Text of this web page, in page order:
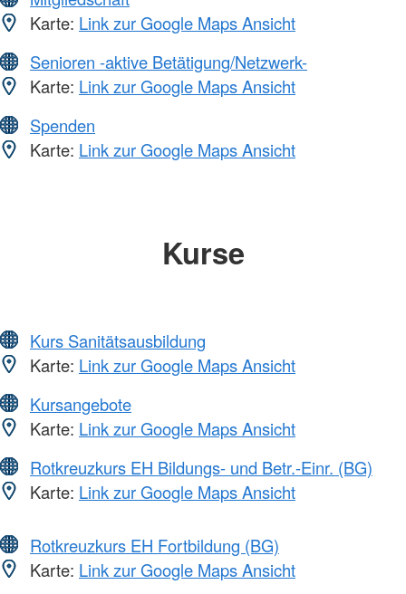
Karte: Link zur Google Maps Ansicht
Senioren -aktive Betätigung/Netzwerk-
Karte: Link zur Google Maps Ansicht
Spenden
Karte: Link zur Google Maps Ansicht
Kurse
Kurs Sanitätsausbildung
Karte: Link zur Google Maps Ansicht
Kursangebote
Karte: Link zur Google Maps Ansicht
Rotkreuzkurs EH Bildungs- und Betr.-Einr. (BG)
Karte: Link zur Google Maps Ansicht
Rotkreuzkurs EH Fortbildung (BG)
Karte: Link zur Google Maps Ansicht